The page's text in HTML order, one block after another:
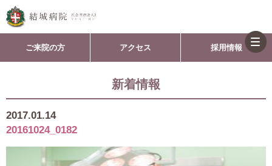
ご来院の方 アクセス 採用情報
新着情報
2017.01.14
20161024_0182